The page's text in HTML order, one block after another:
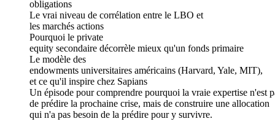
obligations
Le vrai niveau de corrélation entre le LBO et
les marchés actions
Pourquoi le private
equity secondaire décorrèle mieux qu'un fonds primaire
Le modèle des
endowments universitaires américains (Harvard, Yale, MIT),
et ce qu'il inspire chez Sapians
Un épisode pour comprendre pourquoi la vraie expertise n'est
de prédire la prochaine crise, mais de construire une allocation
qui n'a pas besoin de la prédire pour y survivre.